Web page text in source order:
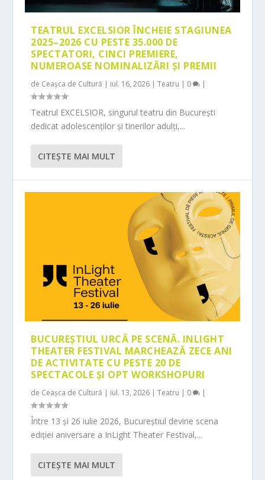
TEATRUL EXCELSIOR ÎNCHEIE STAGIUNEA
2025–2026 CU PESTE 35.000 DE
SPECTATORI, CINCI PREMIERE,
NUMEROASE NOMINALIZĂRI ȘI PREMII
de Ceașca de Cultură | iul. 16, 2026 |Teatru | 0 |
Teatrul EXCELSIOR, singurul teatru din București
dedicat adolescenților și tinerilor adulți,...
CITEŞTE MAI MULT
BUCUREȘTIUL URCĂ PE SCENĂ. INLIGHT
THEATER FESTIVAL MARCHEAZĂ ZECE ANI
DE ACTIVITATE CU PESTE 20 DE
SPECTACOLE ȘI OPT WORKSHOPURI
de Ceașca de Cultură | iul. 13, 2026 |Teatru | 0 |
Între 13 și 26 iulie 2026, Bucureștiul devine scena
ediției aniversare a InLight Theater Festival,...
CITEŞTE MAI MULT